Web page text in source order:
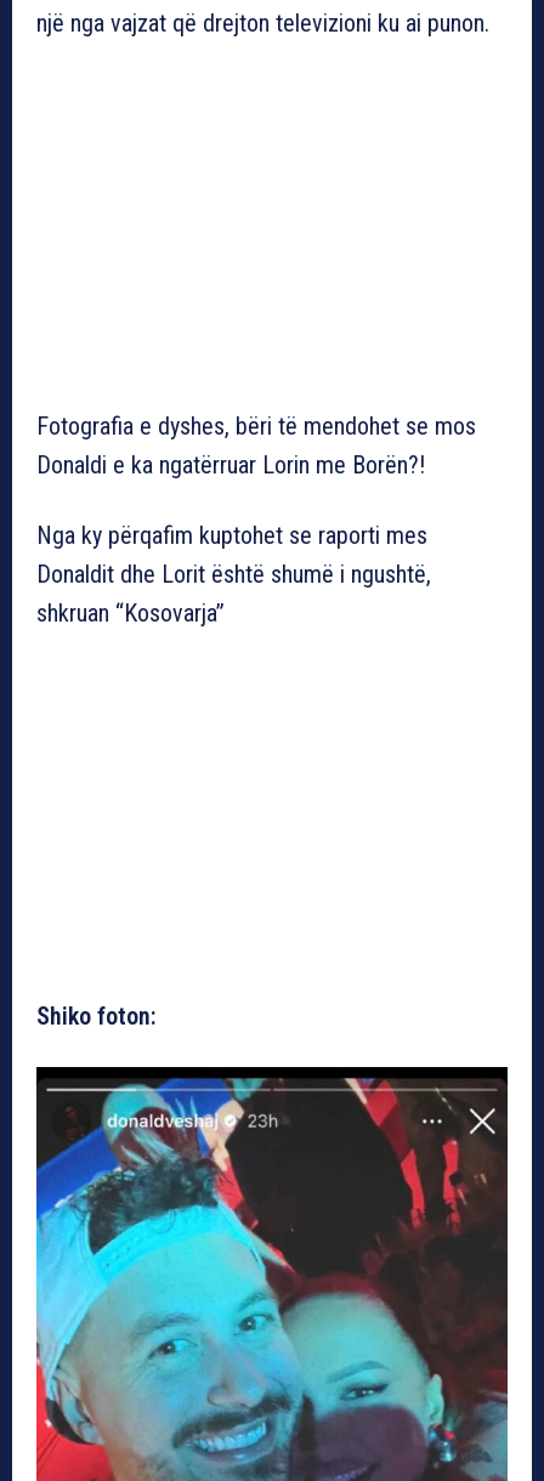
një nga vajzat që drejton televizioni ku ai punon.
Fotografia e dyshes, bëri të mendohet se mos
Donaldi e ka ngatërruar Lorin me Borën?!
Nga ky përqafim kuptohet se raporti mes
Donaldit dhe Lorit është shumë i ngushtë,
shkruan “Kosovarja”
Shiko foton: